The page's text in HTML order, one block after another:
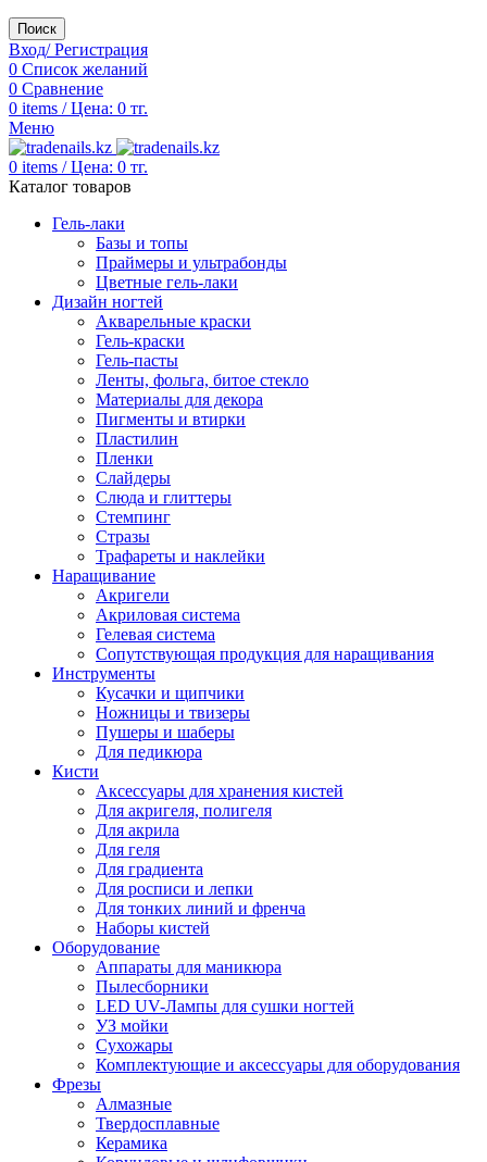
Поиск
Вход/ Регистрация
0 Список желаний
0 Сравнение
0 items / Цена: 0 тг.
Меню
0 items / Цена: 0 тг.
Каталог товаров
Гель-лаки
Базы и топы
Праймеры и ультрабонды
Цветные гель-лаки
Дизайн ногтей
Акварельные краски
Гель-краски
Гель-пасты
Ленты, фольга, битое стекло
Материалы для декора
Пигменты и втирки
Пластилин
Пленки
Слайдеры
Слюда и глиттеры
Стемпинг
Стразы
Трафареты и наклейки
Наращивание
Акригели
Акриловая система
Гелевая система
Сопутствующая продукция для наращивания
Инструменты
Кусачки и щипчики
Ножницы и твизеры
Пушеры и шаберы
Для педикюра
Кисти
Аксессуары для хранения кистей
Для акригеля, полигеля
Для акрила
Для геля
Для градиента
Для росписи и лепки
Для тонких линий и френча
Наборы кистей
Оборудование
Аппараты для маникюра
Пылесборники
LED UV-Лампы для сушки ногтей
УЗ мойки
Сухожары
Комплектующие и аксессуары для оборудования
Фрезы
Алмазные
Твердосплавные
Керамика